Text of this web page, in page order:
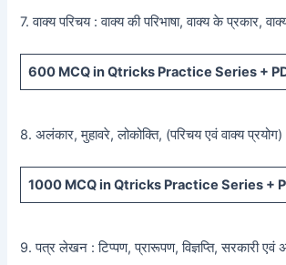
7. वाक्य परिचय : वाक्य की परिभाषा, वाक्य के प्रकार,
600 MCQ in Qtricks Practice Series +
8. अलंकार, मुहावरे, लोकोक्ति, (परिचय एवं वाक्य प्रयोग)
1000 MCQin Qtricks Practice Series +
9. पत्र लेखन : टिप्पण, प्रारूपण, विज्ञप्ति, सरकारी एवं